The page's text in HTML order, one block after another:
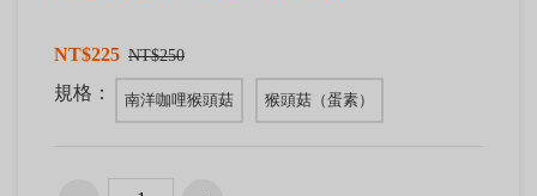
NT$225 NT$250
規格： 南洋咖哩猴頭菇 猴頭菇（蛋素）